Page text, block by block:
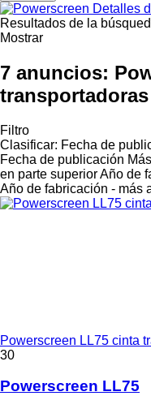
Detalles
Resultados de la
Mostrar
7 anuncios:
transportadoras
Filtro
Clasificar: Fecha de
Fecha de publicación
en parte superiorAño de
Año de fabricación - más
Powerscreen LL75 cinta
30
Powerscreen LL75